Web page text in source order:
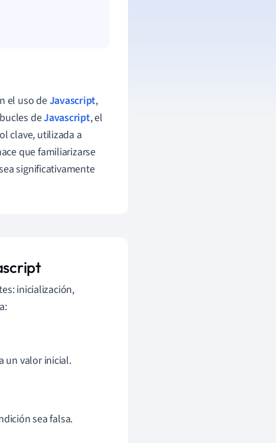
el uso deJavascript,
deJavascript, el
clave, utilizada a
que familiarizarse
significativamente
inicialización,
un valor inicial.
sea falsa.